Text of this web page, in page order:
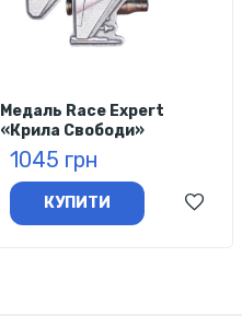
Медаль Race Expert
«Крила Свободи»
1045 грн
КУПИТИ